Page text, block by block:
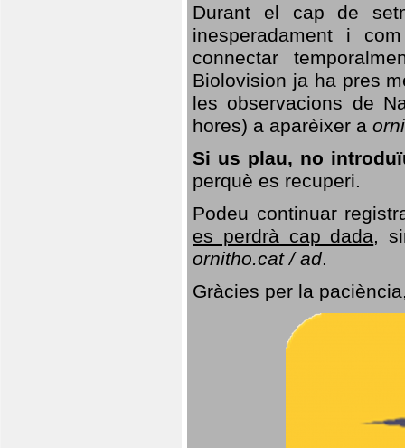
Durant el cap de
inesperadament i
connectar
Biolovision ja ha pres
les observacions de
hores) a aparèixer a
Si us plau, no
perquè es recuperi.
Podeu continuar
es perdrà cap dada,
ornitho.cat / ad.
Gràcies per la